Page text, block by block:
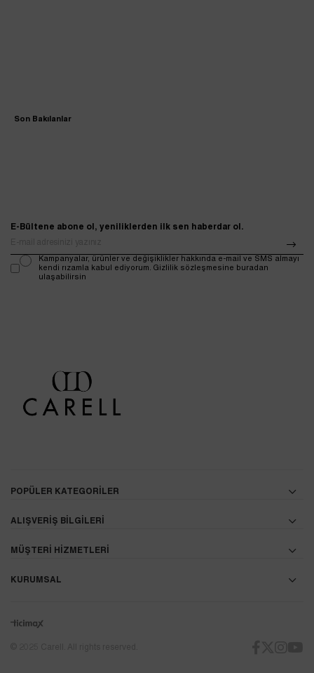
Son Bakılanlar
E-Bültene abone ol, yeniliklerden ilk sen haberdar ol.
Kampanyalar, ürünler ve değişiklikler hakkında e-mail ve SMS almayı
kendi rızamla kabul ediyorum. Gizlilik sözleşmesine buradan
ulaşabilirsin
POPÜLER KATEGORİLER
ALIŞVERİŞ BİLGİLERİ
MÜŞTERİ HİZMETLERİ
KURUMSAL